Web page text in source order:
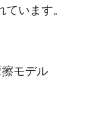
います。
モデル